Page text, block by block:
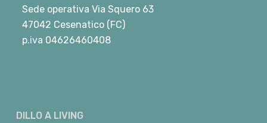
Sede operativa Via Squero 63
47042 Cesenatico (FC)
p.iva 04626460408
DILLO A LIVING